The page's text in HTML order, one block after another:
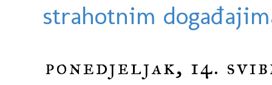
strahotnim
ponedjeljak, 14.